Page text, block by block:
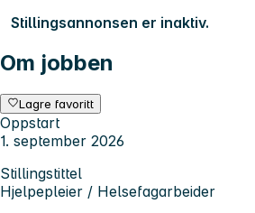
Stillingsannonsen er inaktiv.
Om jobben
Lagre favoritt
Oppstart
1. september 2026
Stillingstittel
Hjelpepleier / Helsefagarbeider